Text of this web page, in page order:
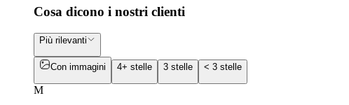
Cosa dicono i nostri clienti
Più rilevanti
Con immagini 4+ stelle 3 stelle < 3 stelle
M